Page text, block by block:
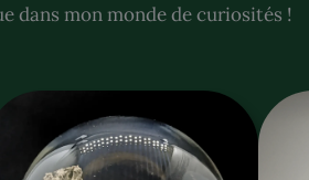
dans mon monde de curiosités !